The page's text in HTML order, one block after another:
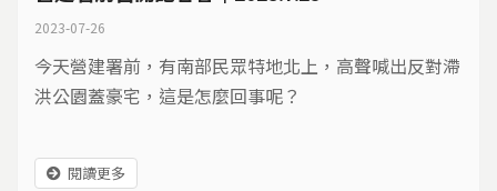
2023-07-26
今天營建署前，有南部民眾特地北上，高聲喊出反對滯
洪公園蓋豪宅，這是怎麼回事呢？
閱讀更多